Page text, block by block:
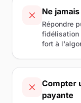
Ne
Répondre
fidélisation
fort à
Compter
payante